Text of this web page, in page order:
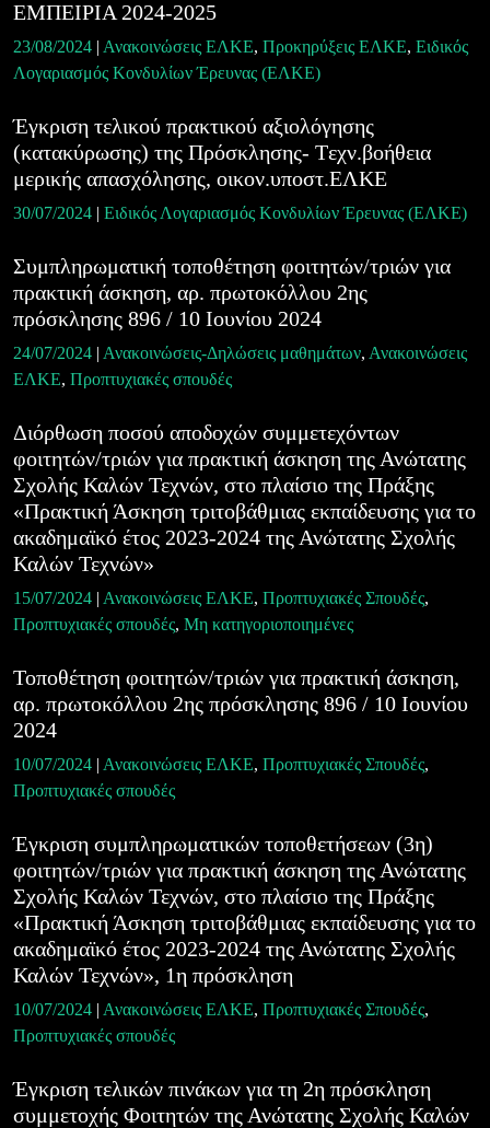
ΕΜΠΕΙΡΙΑ 2024-2025
23/08/2024 | Ανακοινώσεις ΕΛΚΕ, Προκηρύξεις ΕΛΚΕ, Ειδικός
Λογαριασμός Κονδυλίων Έρευνας (ΕΛΚΕ)
Έγκριση τελικού πρακτικού αξιολόγησης
(κατακύρωσης) της Πρόσκλησης- Tεχν.βοήθεια
μερικής απασχόλησης, οικον.υποστ.ΕΛΚΕ
30/07/2024 | Ειδικός Λογαριασμός Κονδυλίων Έρευνας (ΕΛΚΕ)
Συμπληρωματική τοποθέτηση φοιτητών/τριών για
πρακτική άσκηση, αρ. πρωτοκόλλου 2ης
πρόσκλησης 896 / 10 Ιουνίου 2024
24/07/2024 | Ανακοινώσεις-Δηλώσεις μαθημάτων, Ανακοινώσεις
ΕΛΚΕ, Προπτυχιακές σπουδές
Διόρθωση ποσού αποδοχών συμμετεχόντων
φοιτητών/τριών για πρακτική άσκηση της Ανώτατης
Σχολής Καλών Τεχνών, στο πλαίσιο της Πράξης
«Πρακτική Άσκηση τριτοβάθμιας εκπαίδευσης για το
ακαδημαϊκό έτος 2023-2024 της Ανώτατης Σχολής
Καλών Τεχνών»
15/07/2024 | Ανακοινώσεις ΕΛΚΕ, Προπτυχιακές Σπουδές,
Προπτυχιακές σπουδές, Μη κατηγοριοποιημένες
Τοποθέτηση φοιτητών/τριών για πρακτική άσκηση,
αρ. πρωτοκόλλου 2ης πρόσκλησης 896 / 10 Ιουνίου
2024
10/07/2024 | Ανακοινώσεις ΕΛΚΕ, Προπτυχιακές Σπουδές,
Προπτυχιακές σπουδές
Έγκριση συμπληρωματικών τοποθετήσεων (3η)
φοιτητών/τριών για πρακτική άσκηση της Ανώτατης
Σχολής Καλών Τεχνών, στο πλαίσιο της Πράξης
«Πρακτική Άσκηση τριτοβάθμιας εκπαίδευσης για το
ακαδημαϊκό έτος 2023-2024 της Ανώτατης Σχολής
Καλών Τεχνών», 1η πρόσκληση
10/07/2024 | Ανακοινώσεις ΕΛΚΕ, Προπτυχιακές Σπουδές,
Προπτυχιακές σπουδές
Έγκριση τελικών πινάκων για τη 2η πρόσκληση
συμμετοχής Φοιτητών της Ανώτατης Σχολής Καλών